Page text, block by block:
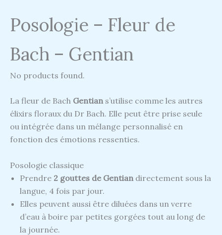
Posologie – Fleur de
Bach – Gentian
No products found.
La fleur de Bach Gentians’utilise comme les autres
élixirs floraux du Dr Bach. Elle peut être prise seule
ou intégrée dans un mélange personnalisé en
fonction des émotions ressenties.
Posologie classique
Prendre 2 gouttes de Gentian directement sous la
langue, 4 fois par jour.
Elles peuvent aussi être diluées dans un verre
d’eau à boire par petites gorgées tout au long de
la journée.